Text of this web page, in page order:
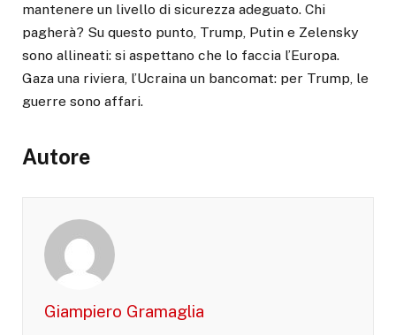
mantenere un livello di sicurezza adeguato. Chi
pagherà? Su questo punto, Trump, Putin e Zelensky
sono allineati: si aspettano che lo faccia l’Europa.
Gaza una riviera, l’Ucraina un bancomat: per Trump, le
guerre sono affari.
Autore
Giampiero Gramaglia